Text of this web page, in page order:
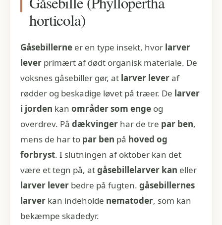
horticola)
Gåsebillerneer en type insekt, hvor larver
leverprimært af dødt organisk materiale. De
voksnes gåsebiller gør, at larver leveraf
rødder og beskadige løvet på træer. De larver
i jorden kan områder som engeog
overdrev. På dækvingerhar de tre par ben,
mens de har to par ben på hoved og
forbryst. I slutningen af oktober kan det
være et tegn på, atgåsebillelarver kan eller
larver leverbedre på fugten. gåsebillernes
larverkan indeholde nematoder, som kan
bekæmpe skadedyr.